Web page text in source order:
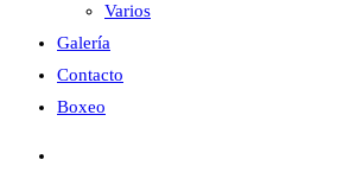
Varios
Galería
Contacto
Boxeo